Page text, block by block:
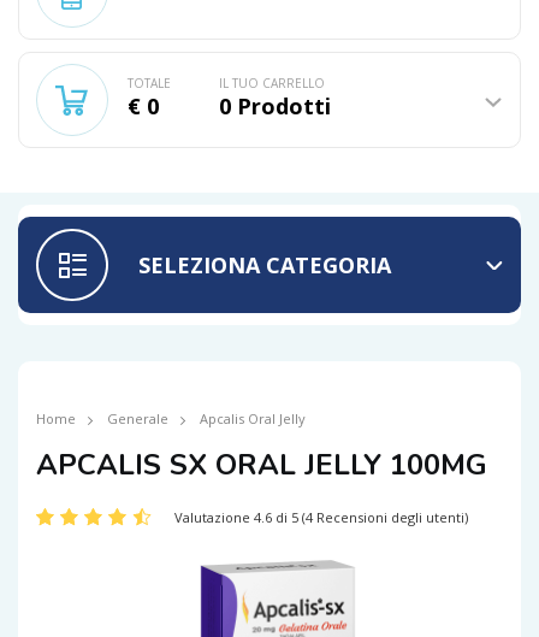
TOTALE
€ 0
IL TUO CARRELLO
0 Prodotti
SELEZIONA CATEGORIA
Home Generale Apcalis Oral Jelly
APCALIS SX ORAL JELLY 100MG
Valutazione 4.6 di 5 (4 Recensioni degli utenti)